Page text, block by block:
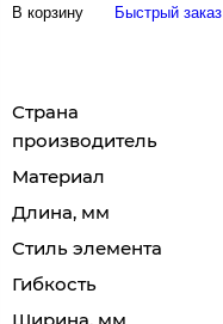
В корзину Быстрый заказ
Страна
производитель
Материал
Длина, мм
Стиль элемента
Гибкость